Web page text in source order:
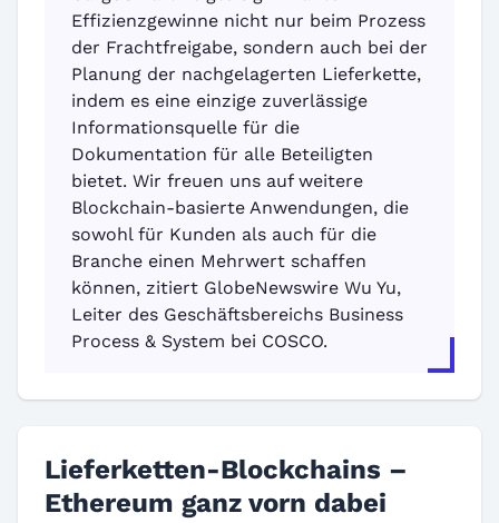
Effizienzgewinne nicht nur beim Prozess
der Frachtfreigabe, sondern auch bei der
Planung der nachgelagerten Lieferkette,
indem es eine einzige zuverlässige
Informationsquelle für die
Dokumentation für alle Beteiligten
bietet. Wir freuen uns auf weitere
Blockchain-basierte Anwendungen, die
sowohl für Kunden als auch für die
Branche einen Mehrwert schaffen
können, zitiert GlobeNewswire Wu Yu,
Leiter des Geschäftsbereichs Business
Process & System bei COSCO.
Lieferketten-Blockchains –
Ethereum ganz vorn dabei